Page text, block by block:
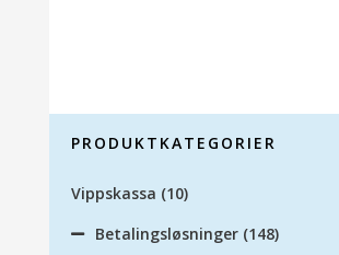
PRODUKTKATEGORIER
Vippskassa (10)
Betalingsløsninger (148)